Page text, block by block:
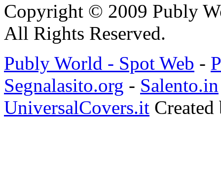
Copyright © 2009 Publy
All Rights Reserved.
Publy World - Spot Web -
Segnalasito.org - Salento.in
UniversalCovers.it